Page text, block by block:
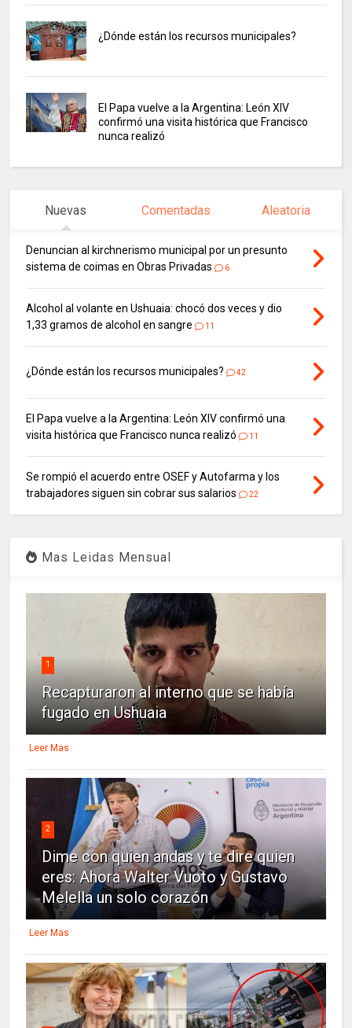
¿Dónde están los recursos municipales?
El Papa vuelve a la Argentina: León XIV
confirmó una visita histórica que Francisco
nunca realizó
Nuevas Comentadas Aleatoria
Denuncian al kirchnerismo municipal por un presunto
sistema de coimas en Obras Privadas
6
Alcohol al volante en Ushuaia: chocó dos veces y dio
1,33 gramos de alcohol en sangre
11
¿Dónde están los recursos municipales? 42
El Papa vuelve a la Argentina: León XIV confirmó una
visita histórica que Francisco nunca realizó
11
Se rompió el acuerdo entre OSEF y Autofarma y los
trabajadores siguen sin cobrar sus salarios
22
Mas Leidas Mensual
1
Recapturaron al interno que se había
fugado en Ushuaia
Leer Mas
2
Dime con quien andas y te dire quien
eres: Ahora Walter Vuoto y Gustavo
Melella un solo corazón
Leer Mas